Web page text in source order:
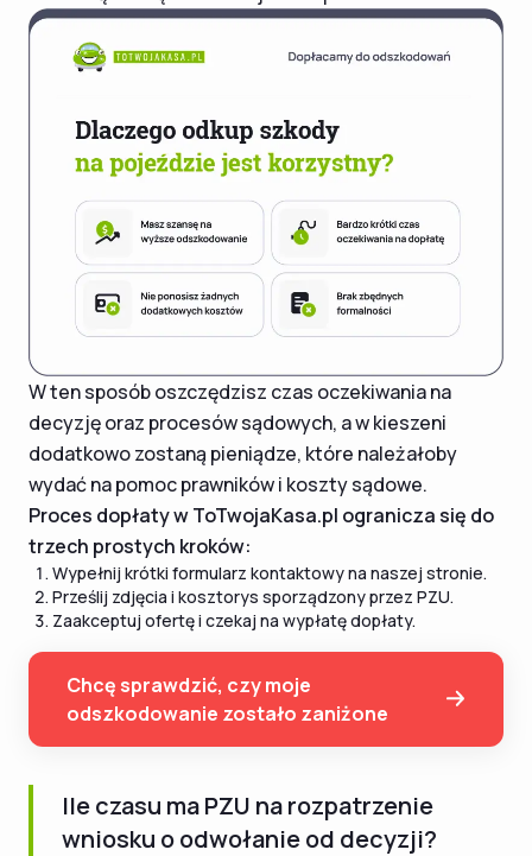
W ten sposób oszczędzisz czas oczekiwania na
decyzję oraz procesów sądowych, a w kieszeni
dodatkowo zostaną pieniądze, które należałoby
wydać na pomoc prawników i koszty sądowe.
Proces dopłaty w ToTwojaKasa.pl ogranicza się do
trzech prostych kroków:
Wypełnij krótki formularz kontaktowy na naszej stronie.
Prześlij zdjęcia i kosztorys sporządzony przez PZU.
Zaakceptuj ofertę i czekaj na wypłatę dopłaty.
Chcę sprawdzić, czy moje
odszkodowanie zostało zaniżone
Ile czasu ma PZU na rozpatrzenie
wniosku o odwołanie od decyzji?